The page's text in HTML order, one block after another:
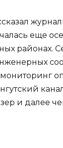
еще
районах.
и далее